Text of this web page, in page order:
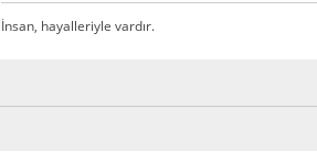
İnsan, hayalleriyle vardır.